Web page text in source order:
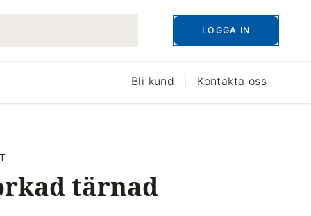
LOGGA IN
Bli kund Kontakta oss
tärnad